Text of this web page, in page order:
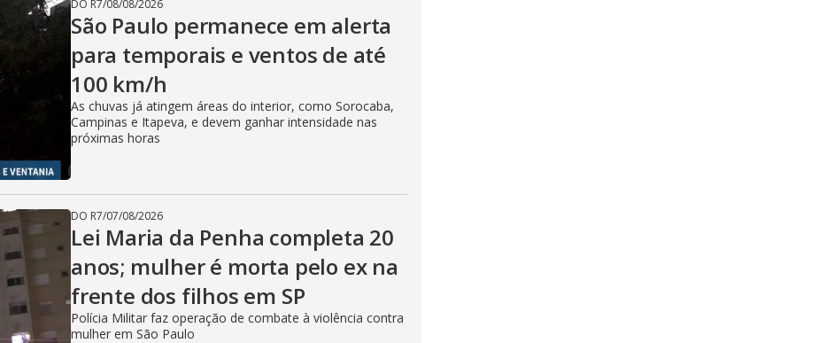
DO R7/08/08/2026
São Paulo permanece em alerta
para temporais e ventos de até
100 km/h
As chuvas já atingem áreas do interior, como Sorocaba,
Campinas e Itapeva, e devem ganhar intensidade nas
próximas horas
DO R7/07/08/2026
Lei Maria da Penha completa 20
anos; mulher é morta pelo ex na
frente dos filhos em SP
Polícia Militar faz operação de combate à violência contra
mulher em São Paulo